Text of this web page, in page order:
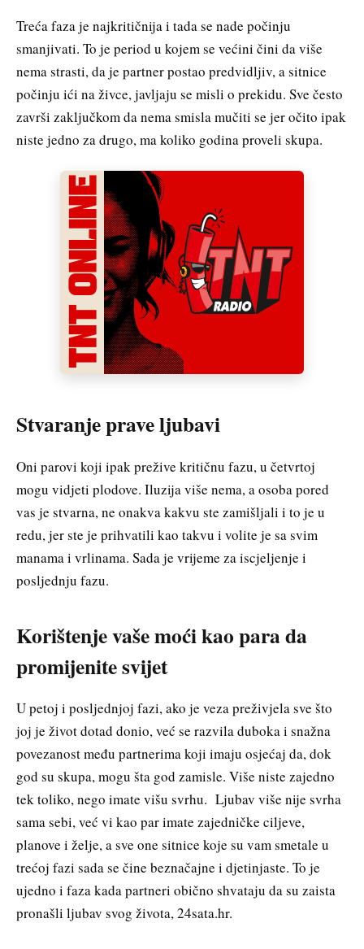
Treća faza je najkritičnija i tada se nade počinju
smanjivati. To je period u kojem se većini čini da više
nema strasti, da je partner postao predvidljiv, a sitnice
počinju ići na živce, javljaju se misli o prekidu. Sve često
završi zaključkom da nema smisla mučiti se jer očito ipak
niste jedno za drugo, ma koliko godina proveli skupa.
Stvaranje prave ljubavi
Oni parovi koji ipak prežive kritičnu fazu, u četvrtoj
mogu vidjeti plodove. Iluzija više nema, a osoba pored
vas je stvarna, ne onakva kakvu ste zamišljali i to je u
redu, jer ste je prihvatili kao takvu i volite je sa svim
manama i vrlinama. Sada je vrijeme za iscjeljenje i
posljednju fazu.
Korištenje vaše moći kao para da
promijenite svijet
U petoj i posljednjoj fazi, ako je veza preživjela sve što
joj je život dotad donio, već se razvila duboka i snažna
povezanost među partnerima koji imaju osjećaj da, dok
god su skupa, mogu šta god zamisle. Više niste zajedno
tek toliko, nego imate višu svrhu. Ljubav više nije svrha
sama sebi, već vi kao par imate zajedničke ciljeve,
planove i želje, a sve one sitnice koje su vam smetale u
trećoj fazi sada se čine beznačajne i djetinjaste. To je
ujedno i faza kada partneri obično shvataju da su zaista
pronašli ljubav svog života, 24sata.hr.